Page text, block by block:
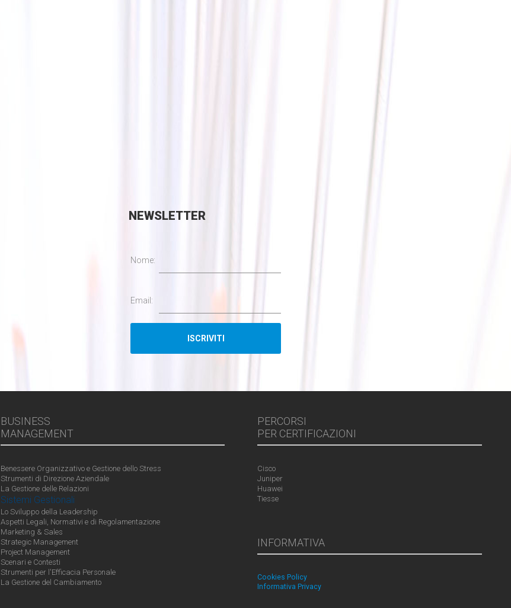
NEWSLETTER
Nome:
Email:
BUSINESS
MANAGEMENT
Benessere Organizzativo e Gestione dello Stress
Strumenti di Direzione Aziendale
La Gestione delle Relazioni
Sistemi Gestionali
Lo Sviluppo della Leadership
Aspetti Legali, Normativi e di Regolamentazione
Marketing & Sales
Strategic Management
Project Management
Scenari e Contesti
Strumenti per l'Efficacia Personale
La Gestione del Cambiamento
PERCORSI
PER CERTIFICAZIONI
Cisco
Juniper
Huawei
Tiesse
INFORMATIVA
Cookies Policy
Informativa Privacy